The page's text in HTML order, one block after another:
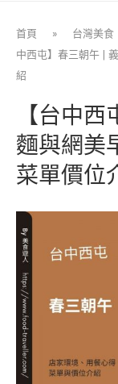
首頁 » 台灣美食
中西屯】春三朝午 |
紹
【台中
麵與網美
菜單價位